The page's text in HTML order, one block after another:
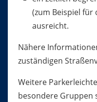
(zum Beispiel für
ausreicht.
Nähere
zuständigen
Weitere
besondere